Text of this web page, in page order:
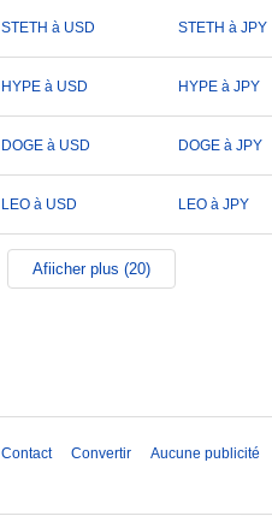
STETH à USD STETH à JPY
HYPE à USD HYPE à JPY
DOGE à USD DOGE à JPY
LEO à USD LEO à JPY
Afiicher plus (20)
Contact Convertir Aucune publicité